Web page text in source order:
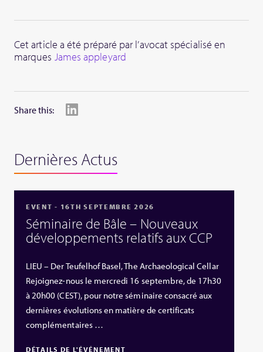
Cet article a été préparé par l’avocat spécialisé en
marques James appleyard
Share this:
Dernières Actus
EVENT - 16TH SEPTEMBRE 2026
Séminaire de Bâle – Nouveaux
développements relatifs aux CCP
LIEU – Der Teufelhof Basel, The Archaeological Cellar
Rejoignez-nous le mercredi 16 septembre, de 17h30
à 20h00 (CEST), pour notre séminaire consacré aux
dernières évolutions en matière de certificats
complémentaires …
DÉTAILS DE L'ÉVÉNEMENT